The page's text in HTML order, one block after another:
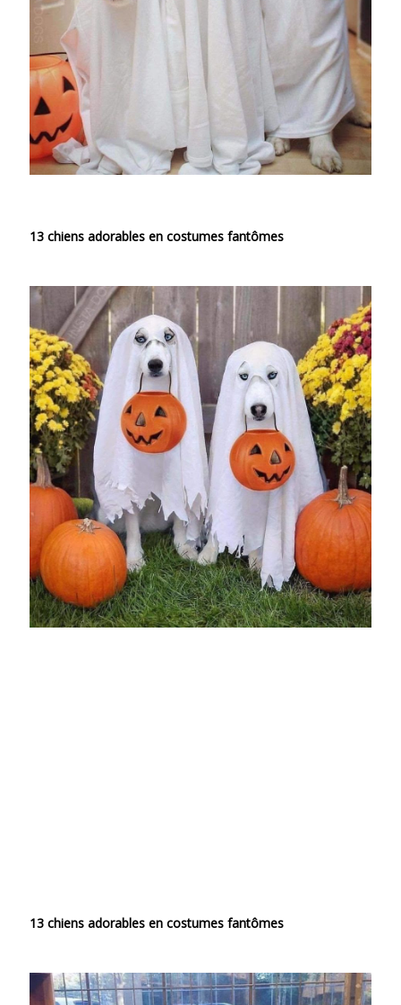
13 chiens adorables en costumes fantômes
13 chiens adorables en costumes fantômes